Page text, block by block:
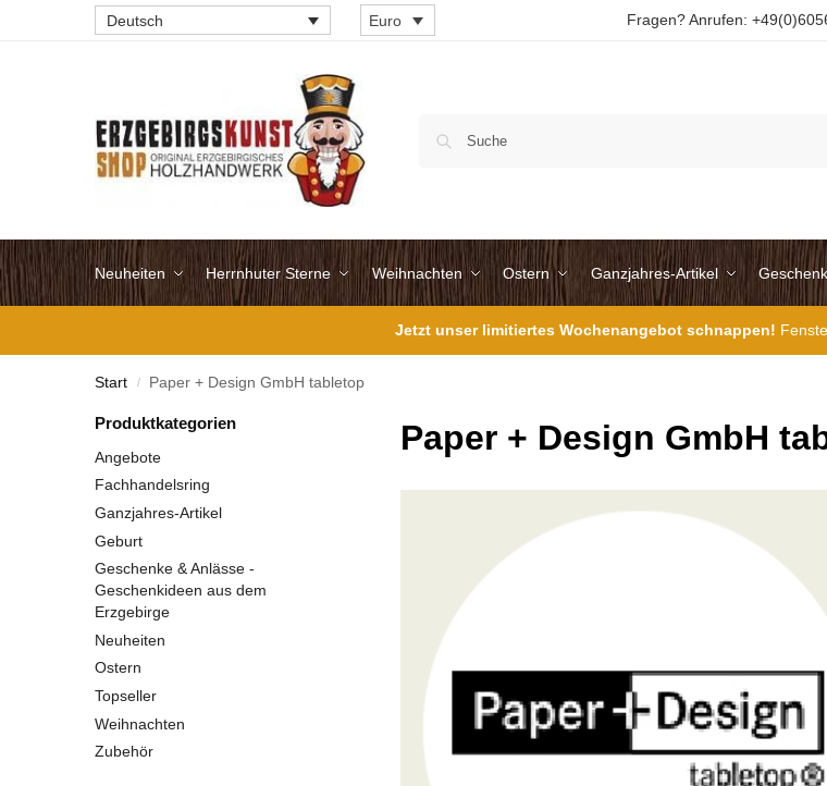
Deutsch Euro Fragen? Anrufen:
Neuheiten Herrnhuter Sterne Weihnachten Ostern Ganzjahres-Artikel
Jetzt unser limitiertes Wochenangebot schnappen!
Start / Paper + Design GmbH tabletop
Paper + Design GmbH
Produktkategorien
Angebote
Fachhandelsring
Ganzjahres-Artikel
Geburt
Geschenke & Anlässe -
Geschenkideen aus dem
Erzgebirge
Neuheiten
Ostern
Topseller
Weihnachten
Zubehör